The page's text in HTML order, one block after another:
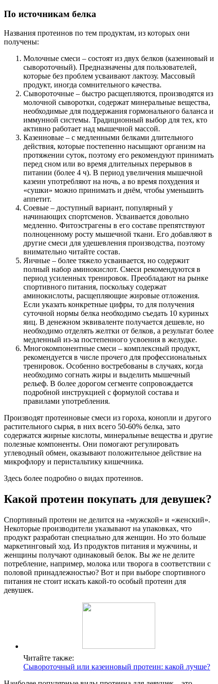
По источникам белка
Названия протеинов по тем продуктам, из которых они
получены:
Молочные смеси – состоят из двух белков (казеиновый и
сывороточный). Предназначены для пользователей,
которые без проблем усваивают лактозу. Массовый
продукт, иногда сомнительного качества.
Сывороточные – быстро расщепляются, производятся из
молочной сыворотки, содержат минеральные вещества,
необходимые для поддержания гормонального баланса и
иммунной системы. Традиционный выбор для тех, кто
активно работает над мышечной массой.
Казеиновые – с медленными белками длительного
действия, которые постепенно насыщают организм на
протяжении суток, поэтому его рекомендуют принимать
перед сном или во время длительных перерывов в
питании (более 4 ч). В период увеличения мышечной
казеин употребляют на ночь, а во время похудения и
«сушки» можно принимать и днём, чтобы уменьшить
аппетит.
Соевые – доступный вариант, популярный у
начинающих спортсменов. Усваивается довольно
медленно. Фитоэстрагены в его составе препятствуют
полноценному росту мышечной ткани. Его добавляют в
другие смеси для удешевления производства, поэтому
внимательно читайте состав.
Яичные – более тяжело усваивается, но содержит
полный набор аминокислот. Смеси рекомендуются в
период усиленных тренировок. Преобладают на рынке
спортивного питания, поскольку содержат
аминокислоты, расщепляющие жировые отложения.
Если указать конкретные цифры, то для получения
суточной нормы белка необходимо съедать 10 куриных
яиц. В денежном эквиваленте получается дешевле, но
необходимо отделять желтки от белков, а результат более
медленный из-за постепенного усвоения в желудке.
Многокомпонентные смеси – комплексный продукт,
рекомендуется в числе прочего для профессиональных
тренировок. Особенно востребованы в случаях, когда
необходимо согнать жиры и выделить мышечный
рельеф. В более дорогом сегменте сопровождается
подробной инструкцией с формулой состава и
правилами употребления.
Производят протеиновые смеси из гороха, конопли и другого
растительного сырья, в них всего 50-60% белка, зато
содержатся жирные кислоты, минеральные вещества и другие
полезные компоненты. Они помогают регулировать
углеводный обмен, оказывают положительное действие на
микрофлору и перистальтику кишечника.
Здесь более подробно о видах протеинов.
Какой протеин покупать для девушек?
Спортивный протеин не делится на «мужской» и «женский».
Некоторые производители указывают на упаковках, что
продукт разработан специально для женщин. Но это больше
маркетинговый ход. Из продуктов питания и мужчины, и
женщины получают одинаковый белок. Вы же не делите
потребление, например, молока или творога в соответствии с
половой принадлежностью? Вот и при выборе спортивного
питания не стоит искать какой-то особый протеин для
девушек.
Читайте также:
Сывороточный или казеиновый протеин: какой лучше?